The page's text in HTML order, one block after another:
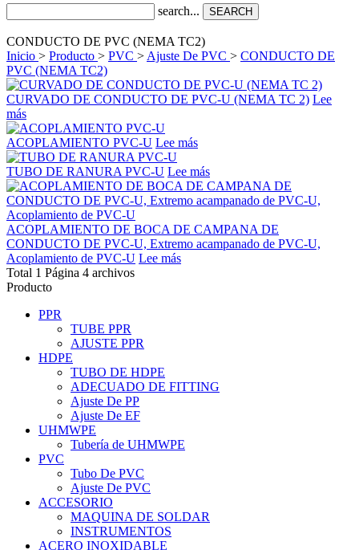
search... SEARCH
CONDUCTO DE PVC (NEMA TC2)
Inicio > Producto > PVC > Ajuste De PVC > CONDUCTO DE
PVC (NEMA TC2)
CURVADO DE CONDUCTO DE PVC-U (NEMA TC 2) Lee
más
ACOPLAMIENTO PVC-U Lee más
TUBO DE RANURA PVC-U Lee más
ACOPLAMIENTO DE BOCA DE CAMPANA DE
CONDUCTO DE PVC-U, Extremo acampanado de PVC-U,
Acoplamiento de PVC-U Lee más
Total 1 Página 4 archivos
Producto
PPR
TUBE PPR
AJUSTE PPR
HDPE
TUBO DE HDPE
ADECUADO DE FITTING
Ajuste De PP
Ajuste De EF
UHMWPE
Tubería de UHMWPE
PVC
Tubo De PVC
Ajuste De PVC
ACCESORIO
MAQUINA DE SOLDAR
INSTRUMENTOS
ACERO INOXIDABLE